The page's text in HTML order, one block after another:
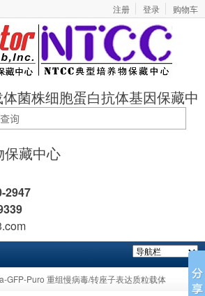
注册 登录 购物车
菌株细胞蛋白抗体基因保藏中
保藏中心
2947
GFP-Puro 重组慢病毒/转座子表达质粒载体